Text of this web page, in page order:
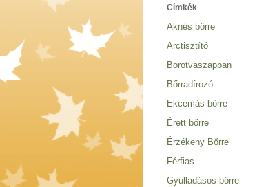
Címkék
Aknés bőrre
Arctisztító
Borotvaszappan
Bőrradírozó
Ekcémás bőrre
Érett bőrre
Érzékeny Bőrre
Férfias
Gyulladásos bőrre